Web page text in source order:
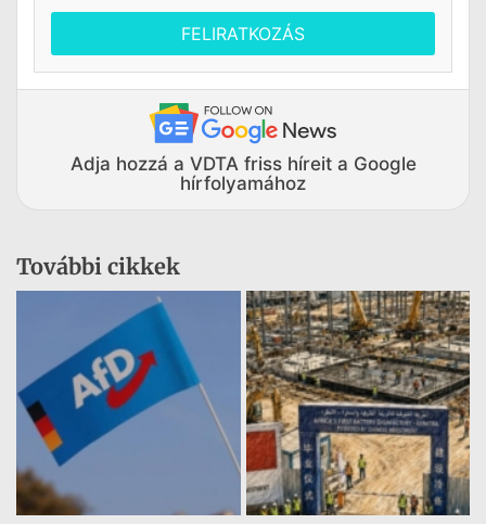
FELIRATKOZÁS
Adja hozzá a VDTA friss híreit a Google
hírfolyamához
További cikkek